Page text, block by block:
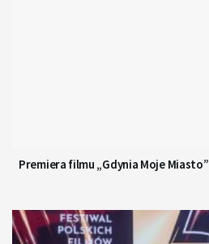
Premiera filmu „Gdynia Moje Miasto”